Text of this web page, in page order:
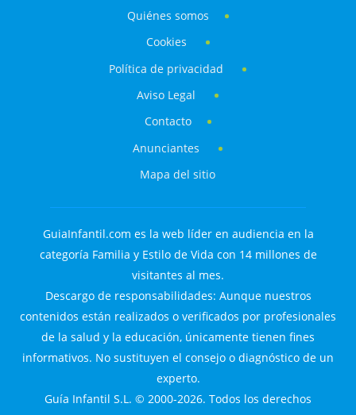
Quiénes somos
Cookies
Política de privacidad
Aviso Legal
Contacto
Anunciantes
Mapa del sitio
GuiaInfantil.com es la web líder en audiencia en la
categoría Familia y Estilo de Vida con 14 millones de
visitantes al mes.
Descargo de responsabilidades: Aunque nuestros
contenidos están realizados o verificados por profesionales
de la salud y la educación, únicamente tienen fines
informativos. No sustituyen el consejo o diagnóstico de un
experto.
Guía Infantil S.L. © 2000-2026. Todos los derechos